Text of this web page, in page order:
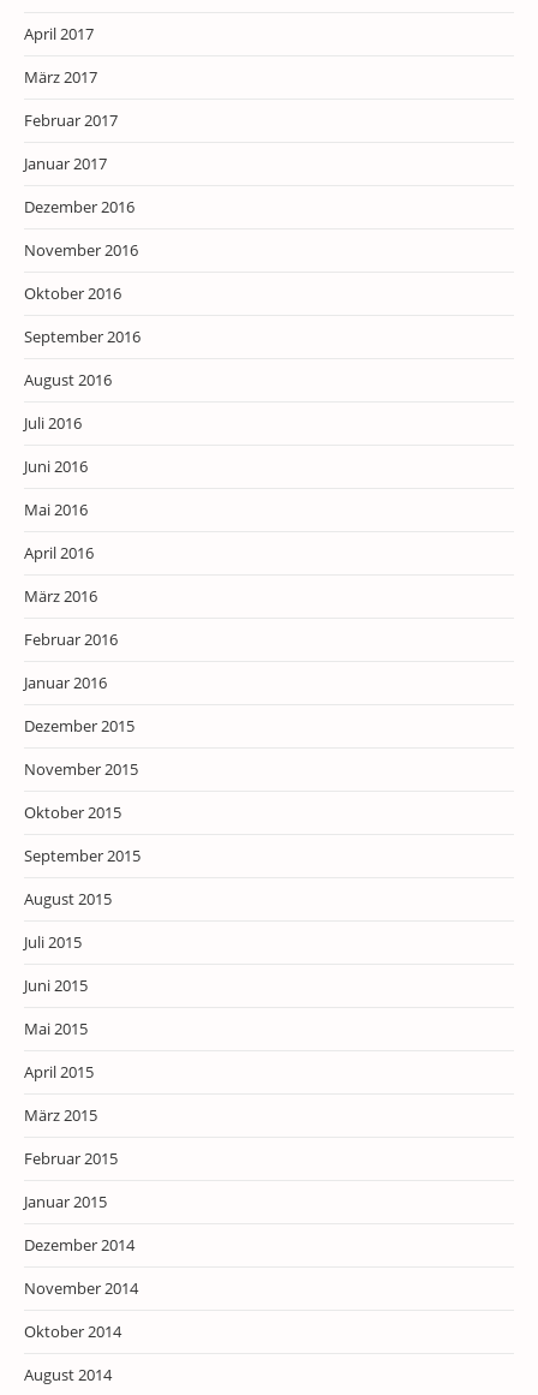
April 2017
März 2017
Februar 2017
Januar 2017
Dezember 2016
November 2016
Oktober 2016
September 2016
August 2016
Juli 2016
Juni 2016
Mai 2016
April 2016
März 2016
Februar 2016
Januar 2016
Dezember 2015
November 2015
Oktober 2015
September 2015
August 2015
Juli 2015
Juni 2015
Mai 2015
April 2015
März 2015
Februar 2015
Januar 2015
Dezember 2014
November 2014
Oktober 2014
August 2014